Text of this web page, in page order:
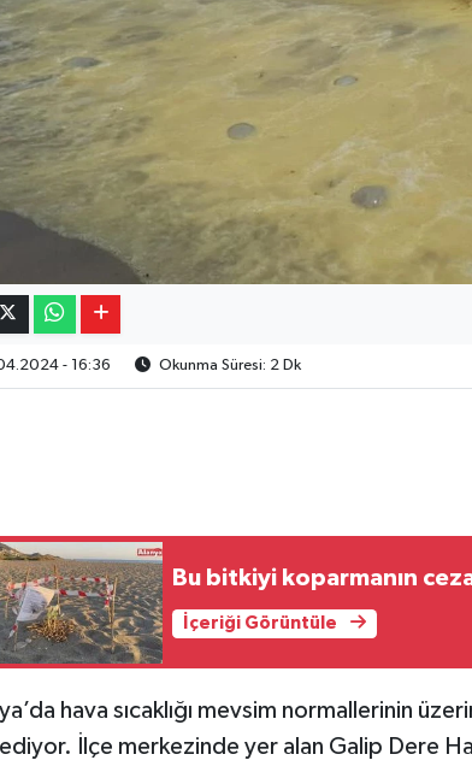
- 16:36 Okunma Süresi: 2 Dk
Bu bitkiyi koparmanın
İçeriği Görüntüle
hava sıcaklığı mevsim normallerinin
İlçe merkezinde yer alan Galip Dere Halk